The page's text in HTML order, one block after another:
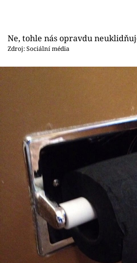
Ne, tohle nás opravdu
Zdroj: Sociální média